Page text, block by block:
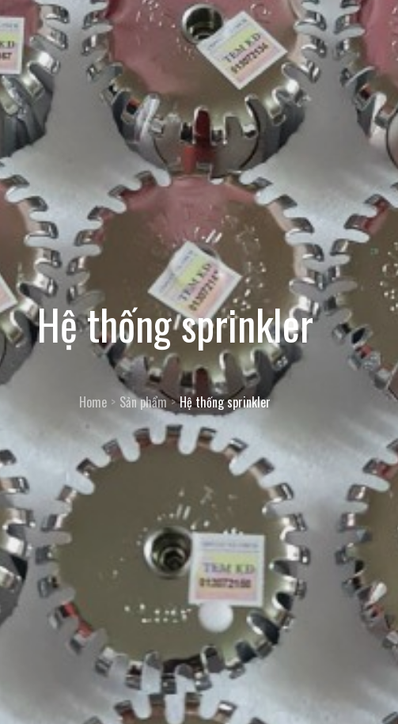
Hệ thống sprinkler
Home Sản phẩm Hệ thống sprinkler